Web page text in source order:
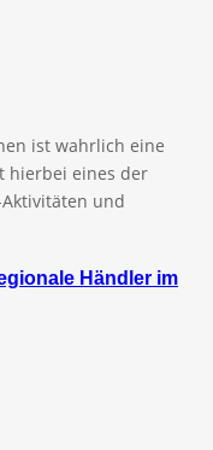
ist wahrlich eine
hierbei eines der
und
Händler im